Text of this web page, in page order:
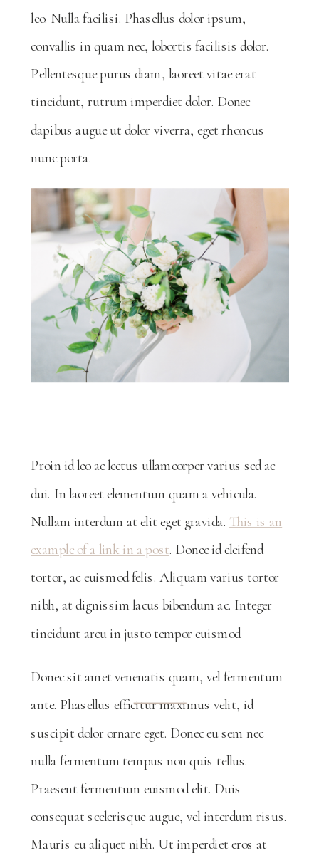
leo. Nulla facilisi. Phasellus dolor ipsum,
convallis in quam nec, lobortis facilisis dolor.
Pellentesque purus diam, laoreet vitae erat
tincidunt, rutrum imperdiet dolor. Donec
dapibus augue ut dolor viverra, eget rhoncus
nunc porta.
Proin id leo ac lectus ullamcorper varius sed ac
dui. In laoreet elementum quam a vehicula.
Nullam interdum at elit eget gravida. This is an
example of a link in a post. Donec id eleifend
tortor, ac euismod felis. Aliquam varius tortor
nibh, at dignissim lacus bibendum ac. Integer
tincidunt arcu in justo tempor euismod.
Donec sit amet venenatis quam, vel fermentum
ante. Phasellus efficitur maximus velit, id
suscipit dolor ornare eget. Donec eu sem nec
nulla fermentum tempus non quis tellus.
Praesent fermentum euismod elit. Duis
consequat scelerisque augue, vel interdum risus.
Mauris eu aliquet nibh. Ut imperdiet eros at